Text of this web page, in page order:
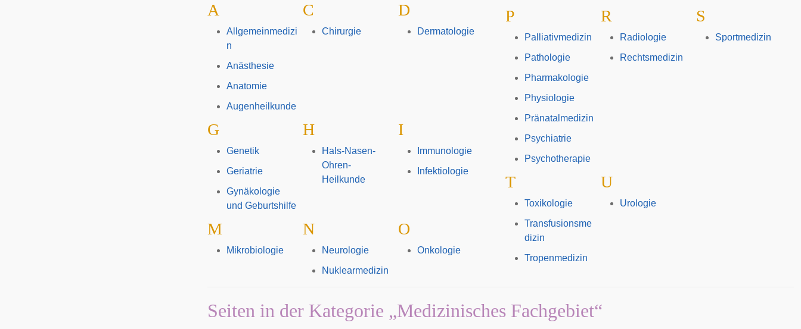
A
Allgemeinmedizi
n
Anästhesie
Anatomie
Augenheilkunde
C
Chirurgie
D
Dermatologie
G
Genetik
Geriatrie
Gynäkologie
und Geburtshilfe
H
Hals-Nasen-
Ohren-
Heilkunde
I
Immunologie
Infektiologie
M
Mikrobiologie
N
Neurologie
Nuklearmedizin
O
Onkologie
P
Palliativmedizin
Pathologie
Pharmakologie
Physiologie
Pränatalmedizin
Psychiatrie
Psychotherapie
R
Radiologie
Rechtsmedizin
S
Sportmedizin
T
Toxikologie
Transfusionsme
dizin
Tropenmedizin
U
Urologie
Seiten in der Kategorie „Medizinisches Fachgebiet“